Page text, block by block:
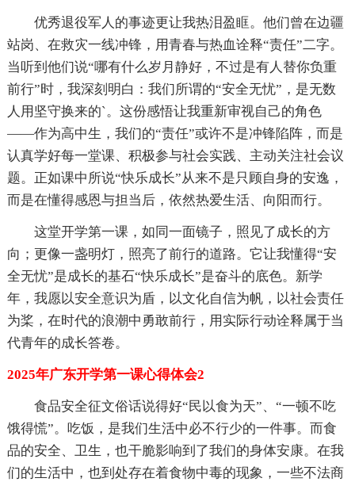
优秀退役军人的事迹更让我热泪盈眶。他们曾在边疆
站岗、在救灾一线冲锋，用青春与热血诠释“责任”二字。
当听到他们说“哪有什么岁月静好，不过是有人替你负重
前行”时，我深刻明白：我们所谓的“安全无忧”，是无数
人用坚守换来的`。这份感悟让我重新审视自己的角色
——作为高中生，我们的“责任”或许不是冲锋陷阵，而是
认真学好每一堂课、积极参与社会实践、主动关注社会议
题。正如课中所说“快乐成长”从来不是只顾自身的安逸，
而是在懂得感恩与担当后，依然热爱生活、向阳而行。
这堂开学第一课，如同一面镜子，照见了成长的方
向；更像一盏明灯，照亮了前行的道路。它让我懂得“安
全无忧”是成长的基石“快乐成长”是奋斗的底色。新学
年，我愿以安全意识为盾，以文化自信为帆，以社会责任
为桨，在时代的浪潮中勇敢前行，用实际行动诠释属于当
代青年的成长答卷。
2025年广东开学第一课心得体会2
食品安全征文俗话说得好“民以食为天”、“一顿不吃
饿得慌”。吃饭，是我们生活中必不行少的一件事。而食
品的安全、卫生，也干脆影响到了我们的身体安康。在我
们的生活中，也到处存在着食物中毒的现象，一些不法商